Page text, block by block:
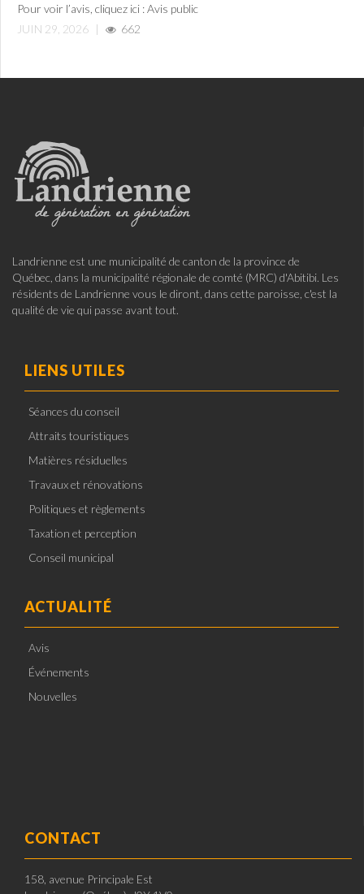
Pour voir l’avis, cliquez ici : Avis public
JUIN 29, 2026 | 662
Landrienne est une municipalité de canton de la province de
Québec, dans la municipalité régionale de comté (MRC) d'Abitibi. Les
résidents de Landrienne vous le diront, dans cette paroisse, c'est la
qualité de vie qui passe avant tout.
LIENS UTILES
Séances du conseil
Attraits touristiques
Matières résiduelles
Travaux et rénovations
Politiques et règlements
Taxation et perception
Conseil municipal
ACTUALITÉ
Avis
Événements
Nouvelles
CONTACT
158, avenue Principale Est